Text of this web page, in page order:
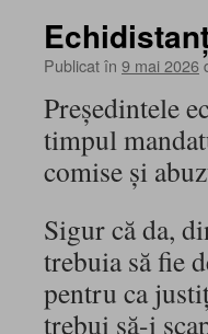
Publicat în 9 mai 2026
Preşedintele
timpul
comise şi
Sigur că da,
trebuia să fie
pentru ca
trebui să-i